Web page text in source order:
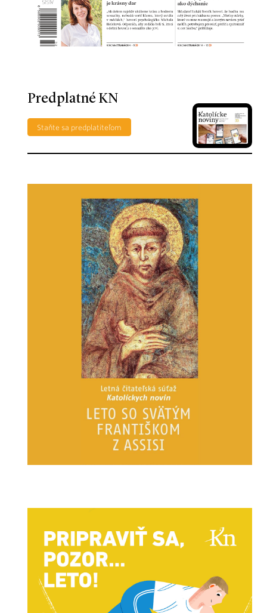
Predplatné KN
Staňte sa predplatiteľom